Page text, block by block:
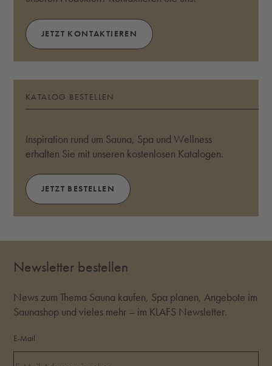
JETZT KONTAKTIEREN
KATALOG BESTELLEN
Inspiration rund um Sauna, Spa und Wellness
erhalten Sie mit unseren kostenlosen Katalogen.
JETZT BESTELLEN
Newsletter bestellen
News zum Thema Sauna kaufen, Spa planen, Angebote im
Saunashop und vieles mehr – im KLAFS Newsletter.
E-Mail